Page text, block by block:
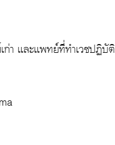
และแพทย์ที่ทำเวชปฏิบั